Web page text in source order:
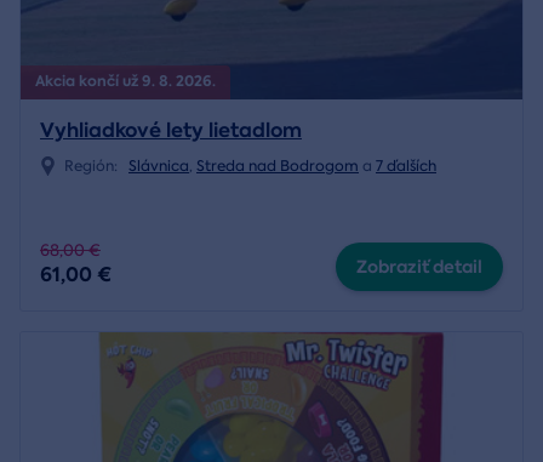
Akcia končí už 9. 8. 2026.
Vyhliadkové lety lietadlom
Región: Slávnica, Streda nad Bodrogom a 7 ďalších
68,00 €
61,00 € Zobraziť detail